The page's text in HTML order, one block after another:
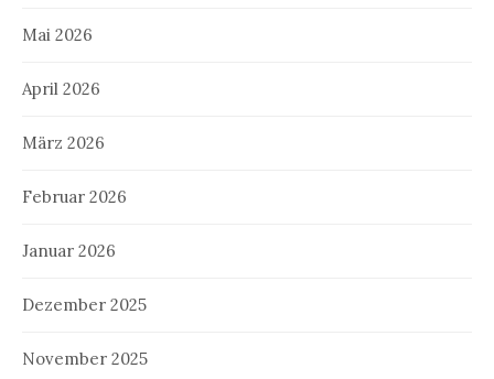
Mai 2026
April 2026
März 2026
Februar 2026
Januar 2026
Dezember 2025
November 2025